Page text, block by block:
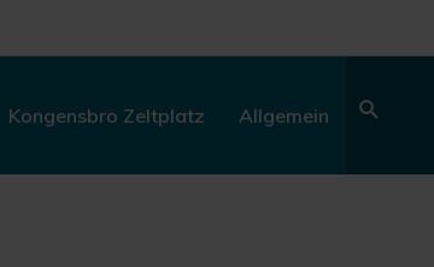
Kongensbro Zeltplatz Allgemein